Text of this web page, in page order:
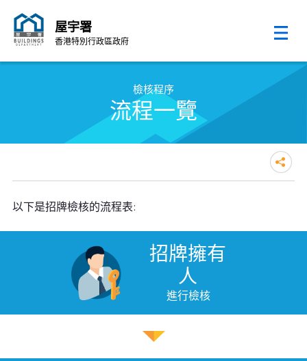
屋宇署
香港特別行政區政府
檢核程序
流程一覽
以下是招牌檢核的流程表:
招牌擁有
人
進行檢核